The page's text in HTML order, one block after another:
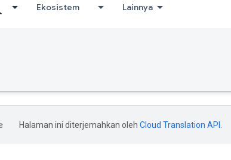
Ekosistem Lainnya
Halaman ini diterjemahkan oleh Cloud Translation API